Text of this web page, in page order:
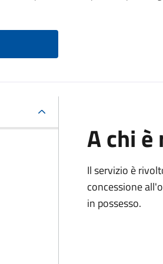
A chi
Il servizio è
concessione
in possesso.